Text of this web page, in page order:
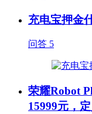
充电宝押金
问答 5
荣耀Robot
15999元，